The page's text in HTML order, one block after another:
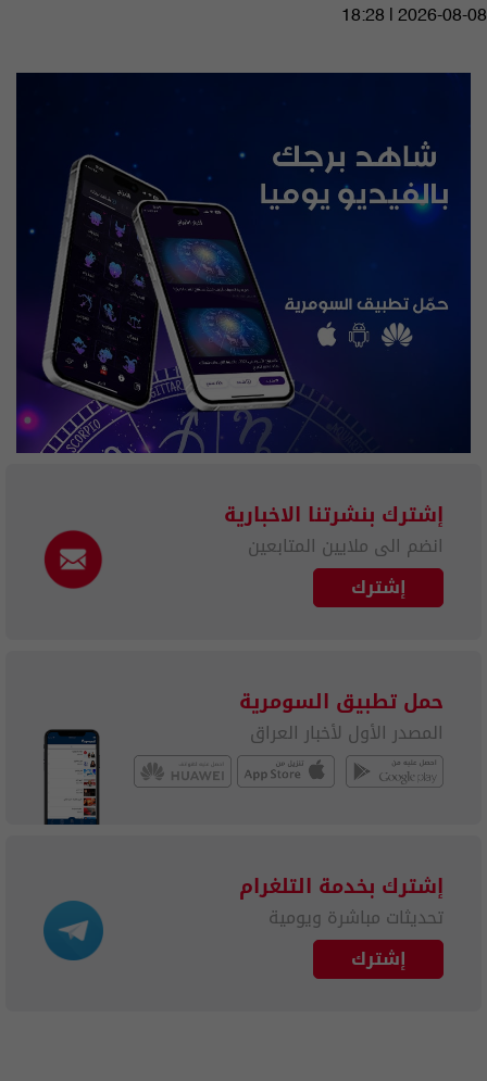
18:28 | 2026-08-08
إشترك بنشرتنا الاخبارية
انضم الى ملايين المتابعين
إشترك
حمل تطبيق السومرية
المصدر الأول لأخبار العراق
إشترك بخدمة التلغرام
تحديثات مباشرة ويومية
إشترك